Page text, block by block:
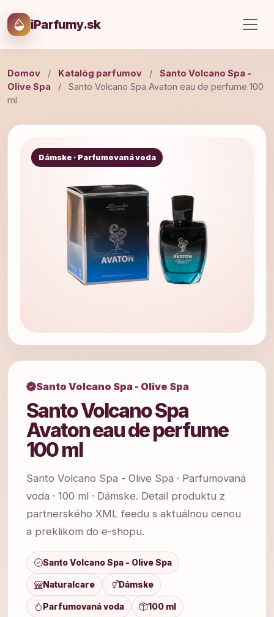
iParfumy.sk
Domov / Katalóg parfumov /
Santo Volcano Spa -
Olive Spa
/
Santo Volcano Spa Avaton eau de perfume 100
ml
Dámske · Parfumovaná voda
Santo Volcano Spa - Olive Spa
Santo Volcano Spa
Avaton eau de perfume
100 ml
Santo Volcano Spa - Olive Spa · Parfumovaná
voda · 100 ml · Dámske. Detail produktu z
partnerského XML feedu s aktuálnou cenou
a preklikom do e-shopu.
Santo Volcano Spa - Olive Spa
Naturalcare Dámske
Parfumovaná voda 100 ml